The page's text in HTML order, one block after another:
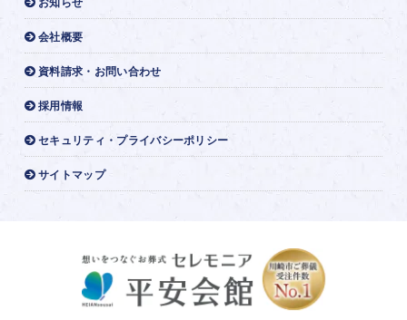
お知らせ
会社概要
資料請求・お問い合わせ
採用情報
セキュリティ・プライバシーポリシー
サイトマップ